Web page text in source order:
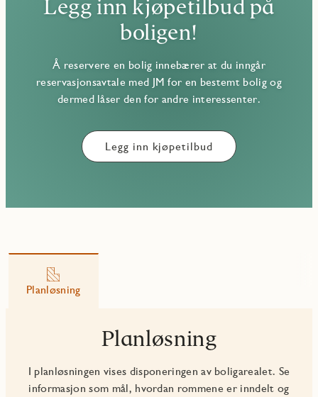
Legg inn kjøpetilbud på
boligen!
Å reservere en bolig innebærer at du inngår
reservasjonsavtale med JM for en bestemt bolig og
dermed låser den for andre interessenter.
Legg inn kjøpetilbud
Planløsning
Planløsning
I planløsningen vises disponeringen av boligarealet. Se
informasjon som mål, hvordan rommene er inndelt og